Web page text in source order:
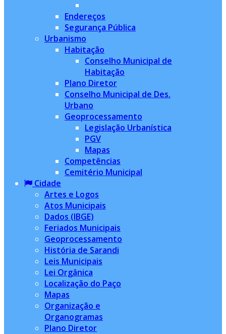
Endereços
Segurança Pública
Urbanismo
Habitação
Conselho Municipal de
Habitação
Plano Diretor
Conselho Municipal de Des.
Urbano
Geoprocessamento
Legislação Urbanística
PGV
Mapas
Competências
Cemitério Municipal
Cidade
Artes e Logos
Atos Municipais
Dados (IBGE)
Feriados Municipais
Geoprocessamento
História de Sarandi
Leis Municipais
Lei Orgânica
Localização do Paço
Mapas
Organização e
Organogramas
Plano Diretor